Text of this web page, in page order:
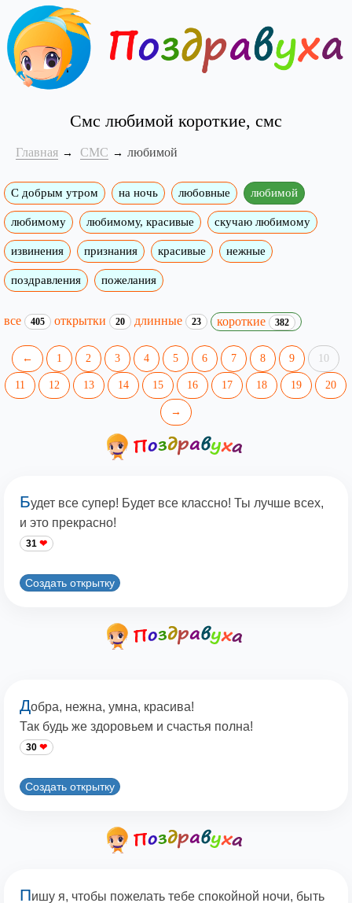
Смс любимой короткие, смс
Главная СМС любимой
С добрым утром на ночь любовные любимой
любимому любимому, красивые скучаю любимому
извинения признания красивые нежные
поздравления пожелания
все 405 открытки 20 длинные 23 короткие 382
← 1 2 3 4 5 6 7 8 9 10
11 12 13 14 15 16 17 18 19 20
→
Будет все супер! Будет все классно! Ты лучше всех,
и это прекрасно!
31
Создать открытку
Добра, нежна, умна, красива!
Так будь же здоровьем и счастья полна!
30
Создать открытку
Пишу я, чтобы пожелать тебе спокойной ночи, быть